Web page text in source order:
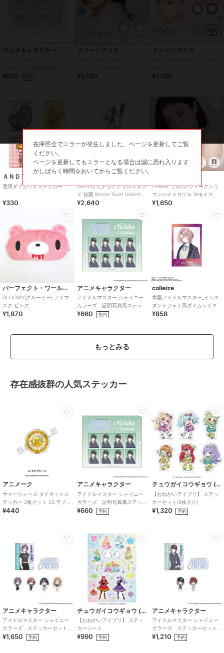
アニメキャラクター
カー (鈴木羽那)
¥660
クイーンアイズ
トーリック(1箱10枚)
¥1,760
クイーンアイズ
イドロゲル(1箱2枚)
¥1,760
ＡＮＤＹのおどうぐばこ
透明ダイカットステッカー
¥330
colleize
Identity V_デカアクリルスタン
ド 狂眼 Bonne Saint Valentin
ver.
¥2,640
LARME ラルム2ウィークシリ
コンハイドロゲル Wモイスト
UV クリア CLEAR (1箱6枚)
¥1,650
パーフェクト・ワールド・トーキョー
GLOOMY(グルーミー) アイマ
スク ピンク
¥1,870
アニメキャラクター
アイドルマスター シャイニー
カラーズ 証明写真風ステッ
カー (七草にちか)
¥660 予約
colleize
学園アイドルマスター_インス
タントフォト風ダイカットス
テッカー 有村麻央
¥858
もっとみる
存在感抜群の人気ステッカー
アニメーク
サマーウォーズ ダイカットス
テッカー 2枚セット 03.ラブマ
シーン
¥440
アニメキャラクター
アイドルマスター シャイニー
カラーズ 証明写真風ステッ
カー (七草にちか)
¥660 予約
チュウガイコウギョウ (Chugai Mining)
【おねがいアイプリ】 ステッ
カーセット(6枚入り)
¥1,320 予約
アニメキャラクター
アイドルマスター シャイニー
カラーズ ステッカーセット
(283プロ ノクチル)
¥1,650 予約
チュウガイコウギョウ (Chugai Mining)
【おねがいアイプリ】 ステッ
カーシート
¥990 予約
アニメキャラクター
アイドルマスター シャイニー
カラーズ ステッカーセット
(283プロ シーズ)
¥1,210 予約
在庫照会でエラーが発生しました。ページを更新してご覧
ください。
ページを更新してもエラーとなる場合は誠に恐れ入ります
がしばらく時間をおいてからご覧ください。